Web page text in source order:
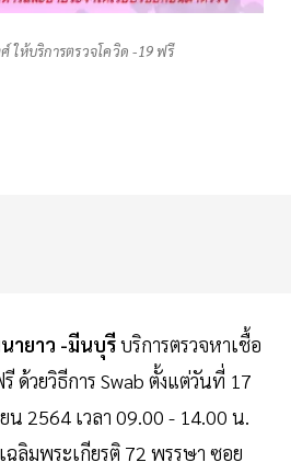
ให้บริการตรวจโควิด -19 ฟรี
ายาว -มีนบุรีบริการตรวจหาเชื้อ
ด้วยวิธีการ Swab ตั้งแต่วันที่ 17
2564 เวลา 09.00 - 14.00 น.
ลิมพระเกียรติ 72 พรรษา ซอย